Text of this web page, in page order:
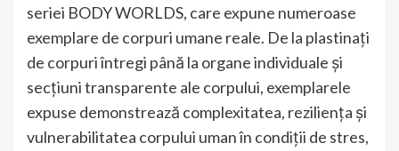
seriei BODY WORLDS, care expune numeroase
exemplare de corpuri umane reale. De la plastinați
de corpuri întregi până la organe individuale și
secțiuni transparente ale corpului, exemplarele
expuse demonstrează complexitatea, reziliența și
vulnerabilitatea corpului uman în condiții de stres,